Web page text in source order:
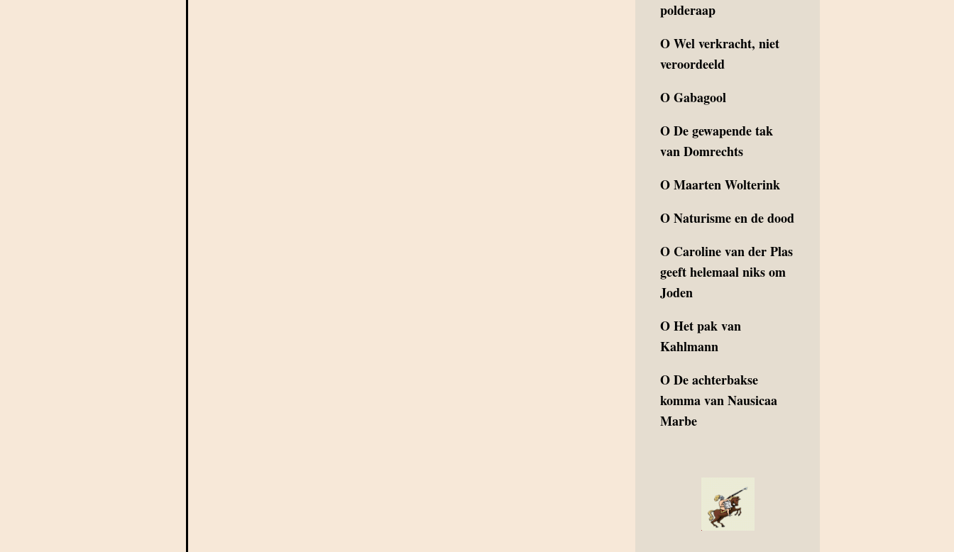
polderaap
OWel verkracht, niet
veroordeeld
OGabagool
ODe gewapende tak
van Domrechts
OMaarten Wolterink
ONaturisme en de dood
O Caroline van der Plas
geeft helemaal niks om
Joden
OHet pak van
Kahlmann
ODe achterbakse
komma van Nausicaa
Marbe